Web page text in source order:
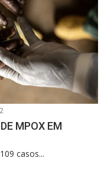
2
MPOX EM
casos...